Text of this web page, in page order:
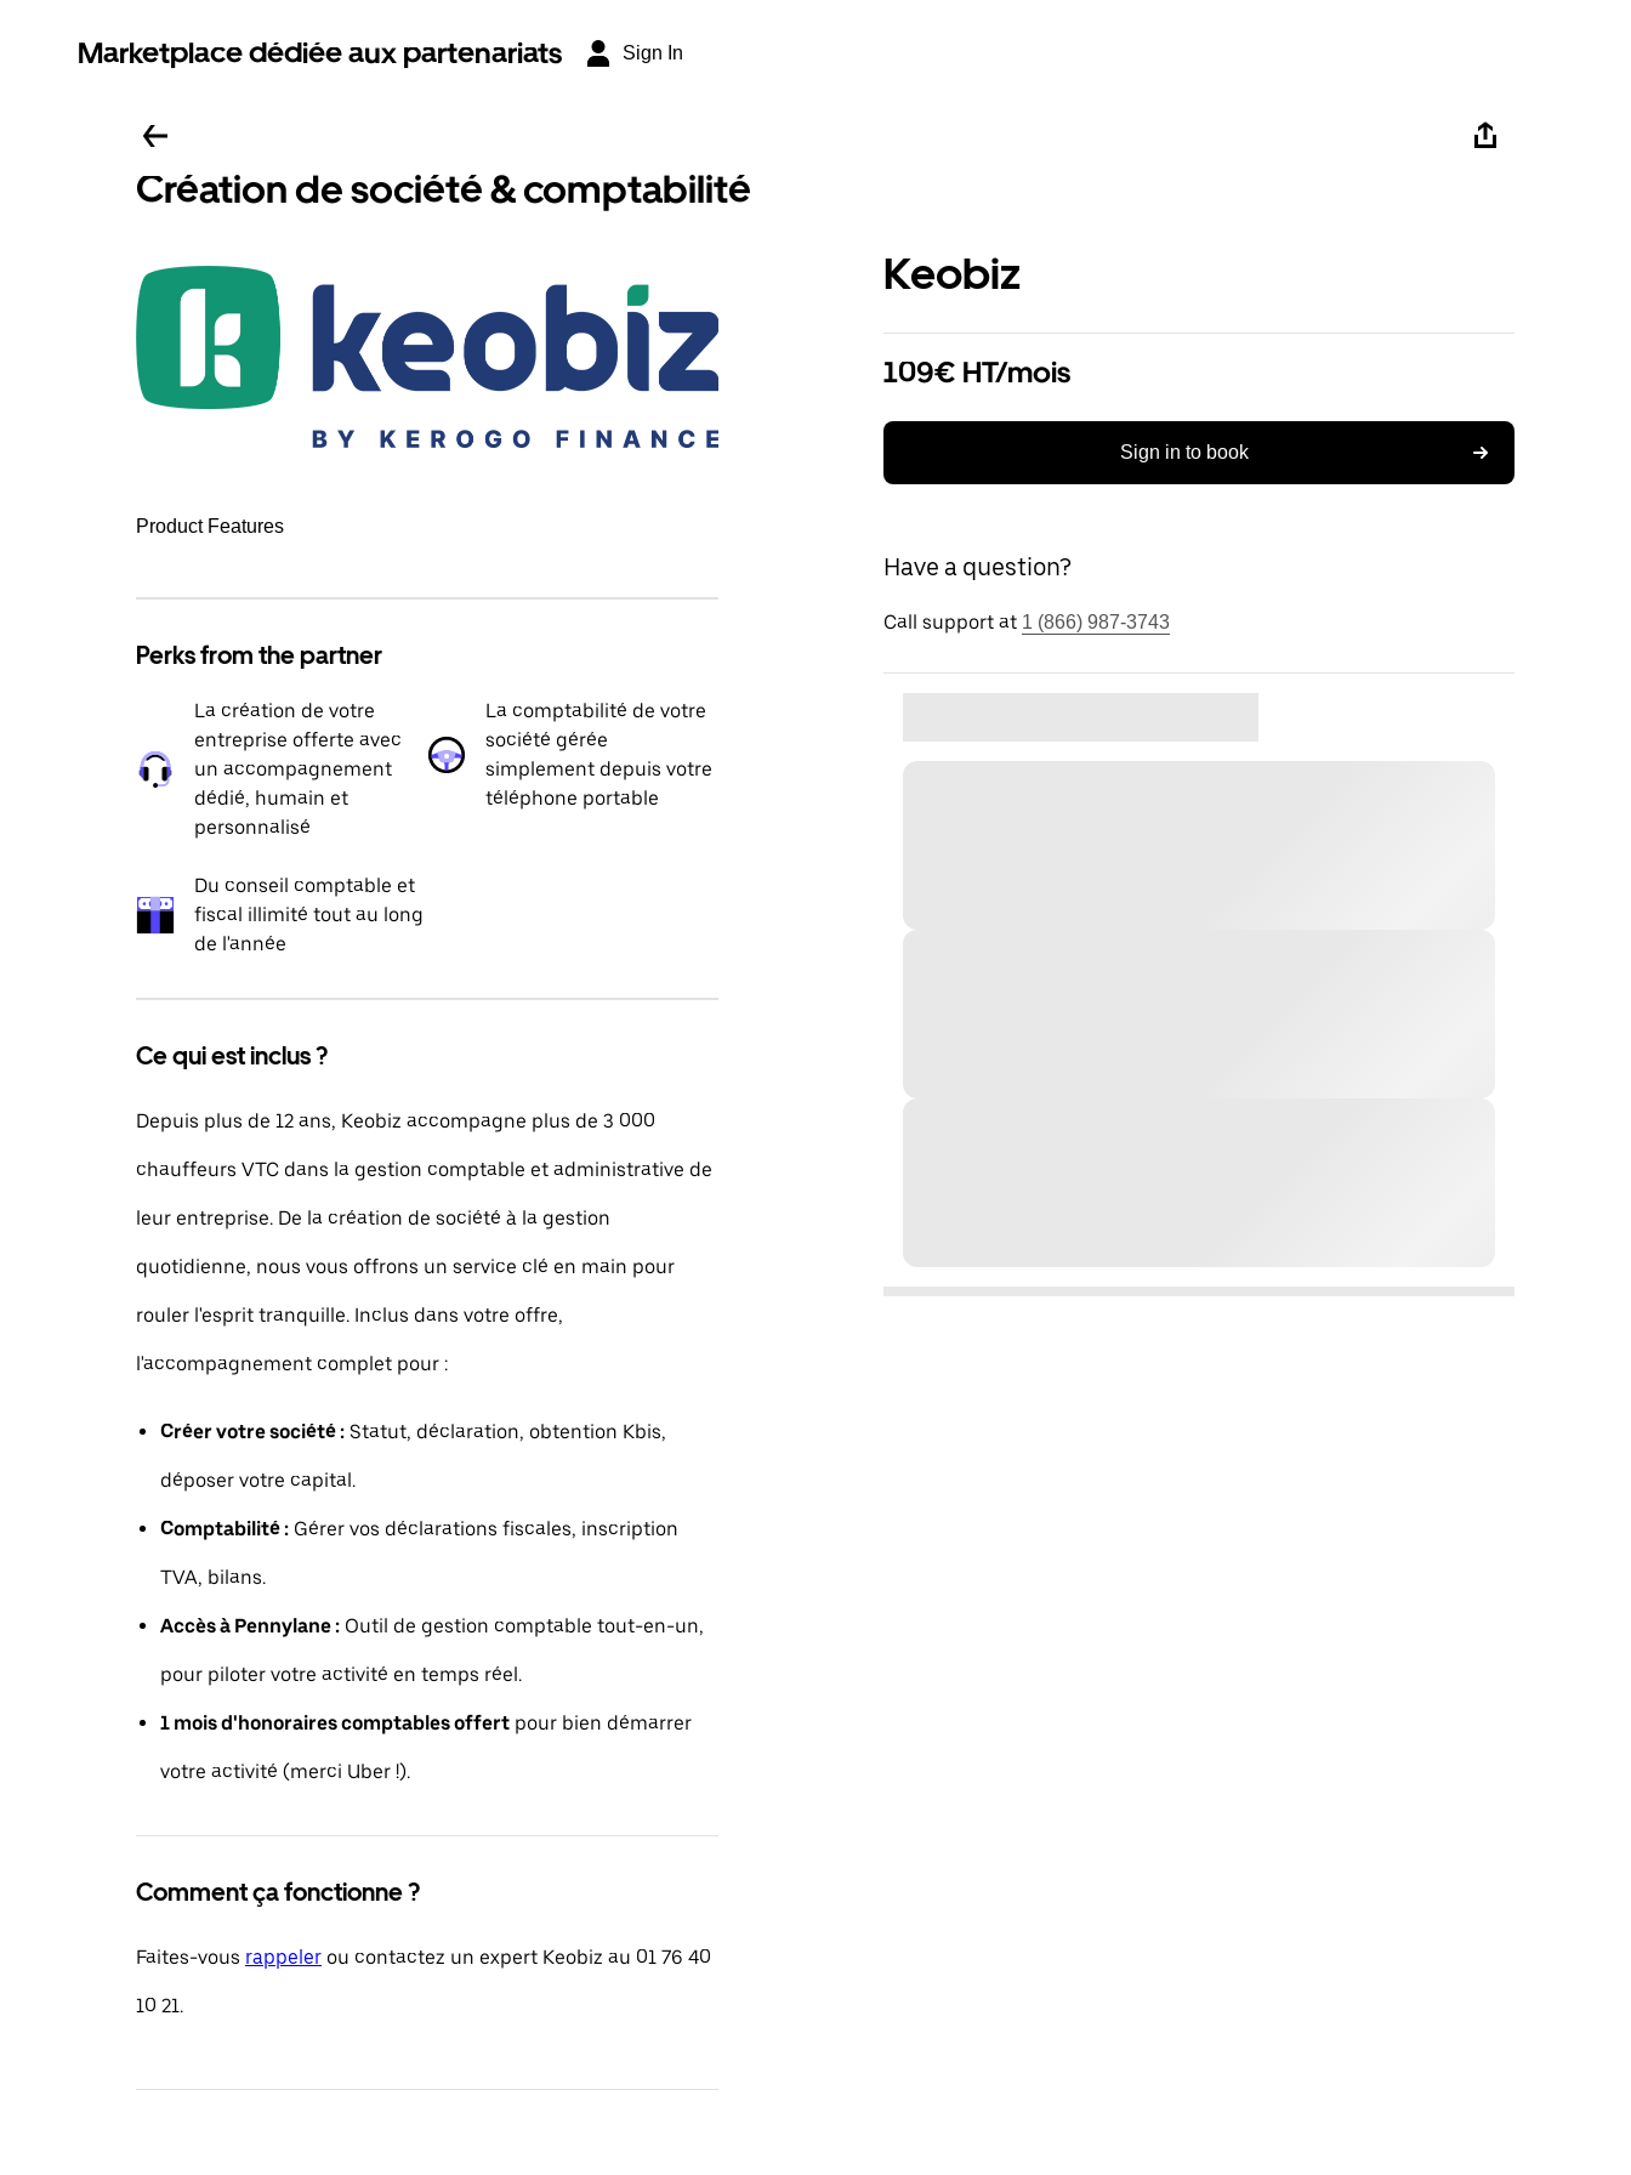
Marketplace dédiée aux partenariats Sign In
Création de société & comptabilité
Product Features
Perks from the partner
La création de votre
entreprise offerte avec
un accompagnement
dédié, humain et
personnalisé
La comptabilité de votre
société gérée
simplement depuis votre
téléphone portable
Du conseil comptable et
fiscal illimité tout au long
de l'année
Ce qui est inclus ?
Depuis plus de 12 ans, Keobiz accompagne plus de 3 000
chauffeurs VTC dans la gestion comptable et administrative de
leur entreprise. De la création de société à la gestion
quotidienne, nous vous offrons un service clé en main pour
rouler l'esprit tranquille. Inclus dans votre offre,
l'accompagnement complet pour :
Créer votre société : Statut, déclaration, obtention Kbis,
déposer votre capital.
Comptabilité : Gérer vos déclarations fiscales, inscription
TVA, bilans.
Accès à Pennylane : Outil de gestion comptable tout-en-un,
pour piloter votre activité en temps réel.
1 mois d'honoraires comptables offert pour bien démarrer
votre activité (merci Uber !).
Comment ça fonctionne ?
Faites-vous rappeler ou contactez un expert Keobiz au 01 76 40
10 21.
Keobiz
109€ HT/mois
Sign in to book
Have a question?
Call support at 1 (866) 987-3743